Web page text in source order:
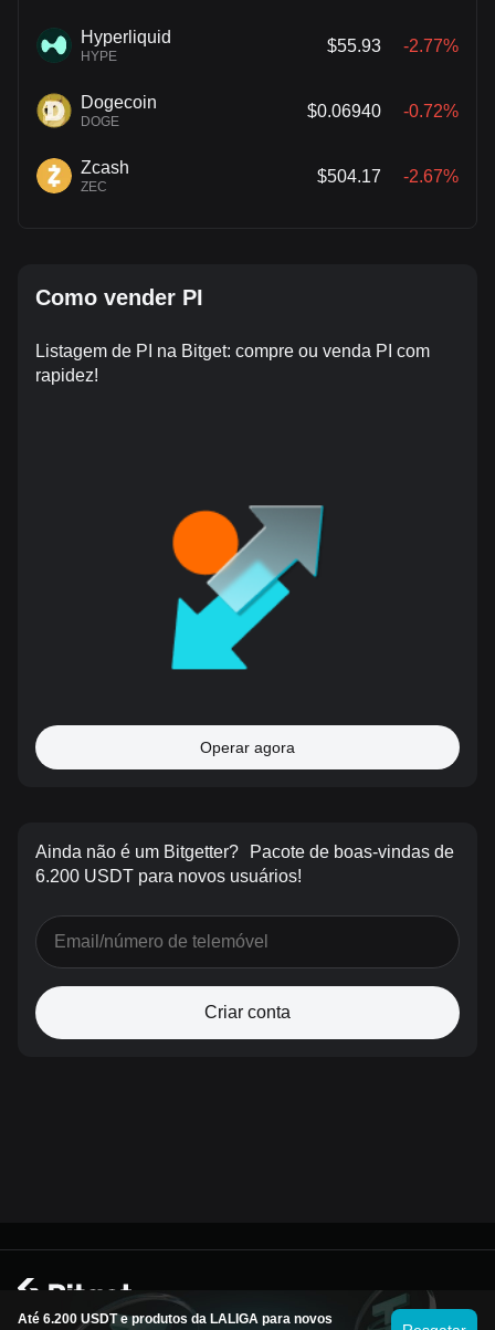
Hyperliquid
HYPE
$55.93 -2.77%
Dogecoin
DOGE
$0.06940 -0.72%
Zcash
ZEC
$504.17 -2.67%
Como vender PI
Listagem de PI na Bitget: compre ou venda PI com
rapidez!
Operar agora
Ainda não é um Bitgetter?
Pacote de boas-vindas de
6.200 USDT para novos usuários!
Criar conta
Até 6.200 USDT e produtos da LALIGA para novos
© Bitget 2026